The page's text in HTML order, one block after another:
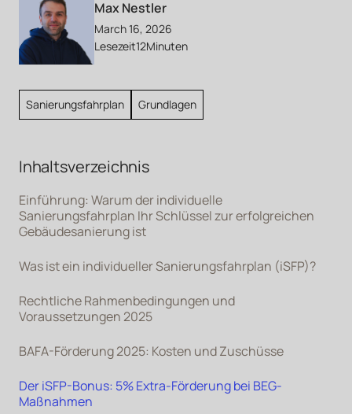
Max Nestler
March 16, 2026
Lesezeit12Minuten
Sanierungsfahrplan Grundlagen
Inhaltsverzeichnis
Einführung: Warum der individuelle
Sanierungsfahrplan Ihr Schlüssel zur erfolgreichen
Gebäudesanierung ist
Was ist ein individueller Sanierungsfahrplan (iSFP)?
Rechtliche Rahmenbedingungen und
Voraussetzungen 2025
BAFA-Förderung 2025: Kosten und Zuschüsse
Der iSFP-Bonus: 5% Extra-Förderung bei BEG-
Maßnahmen